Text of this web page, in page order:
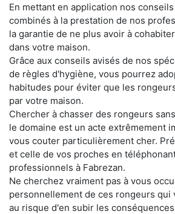
En mettant en application nos
combinés à la prestation de nos
la garantie de ne plus avoir à
dans votre maison.
Grâce aux conseils avisés de nos
de règles d'hygiène, vous pourrez
habitudes pour éviter que les
par votre maison.
Chercher à chasser des rongeurs
le domaine est un acte extrêmement
vous couter particulièrement cher.
et celle de vos proches en
professionnels à Fabrezan.
Ne cherchez vraiment pas à vous
personnellement de ces rongeurs qui
au risque d'en subir les